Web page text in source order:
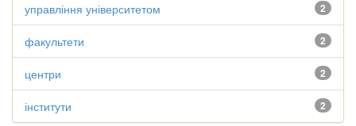
2
управління університетом
2
факультети
2
центри
2
інститути